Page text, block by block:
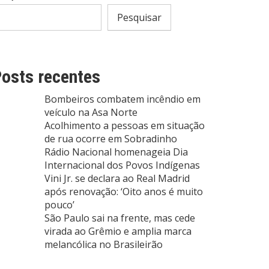
Pesquisar
recentes
Bombeiros combatem incêndio em
veículo na Asa Norte
Acolhimento a pessoas em situação
de rua ocorre em Sobradinho
Rádio Nacional homenageia Dia
Internacional dos Povos Indígenas
Vini Jr. se declara ao Real Madrid
após renovação: ‘Oito anos é muito
pouco’
São Paulo sai na frente, mas cede
virada ao Grêmio e amplia marca
melancólica no Brasileirão